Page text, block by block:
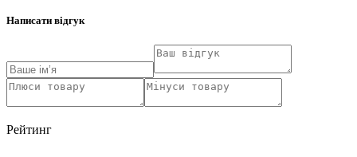
Написати відгук
Рейтинг